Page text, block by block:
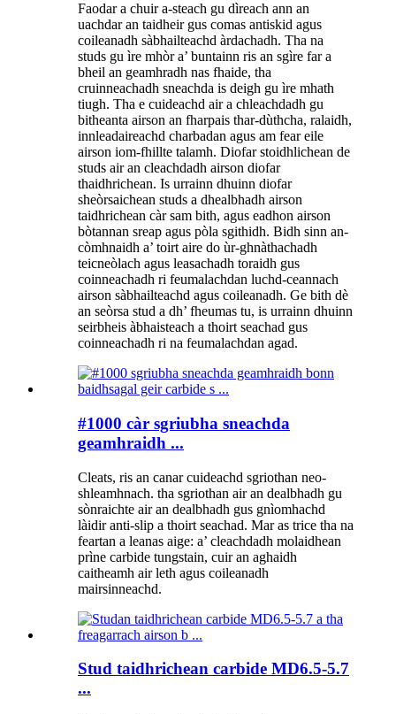
Faodar a chuir a-steach gu dìreach ann an
uachdar an taidheir gus comas antiskid agus
coileanadh sàbhailteachd àrdachadh. Tha na
studs gu ìre mhòr a’ buntainn ris an sgìre far a
bheil an geamhradh nas fhaide, tha
cruinneachadh sneachda is deigh gu ìre mhath
tiugh. Tha e cuideachd air a chleachdadh gu
bitheanta airson an fharpais thar-dùthcha, ralaidh,
innleadaireachd charbadan agus am fear eile
airson iom-fhillte talamh. Diofar stoidhlichean de
studs air an cleachdadh airson diofar
thaidhrichean. Is urrainn dhuinn diofar
sheòrsaichean studs a dhealbhadh airson
taidhrichean càr sam bith, agus eadhon airson
bòtannan sreap agus pòla sgithidh. Bidh sinn an-
còmhnaidh a’ toirt aire do ùr-ghnàthachadh
teicneòlach agus leasachadh toraidh gus
coinneachadh ri feumalachdan luchd-ceannach
airson sàbhailteachd agus coileanadh. Ge bith dè
an seòrsa stud a dh’ fheumas tu, is urrainn dhuinn
seirbheis àbhaisteach a thoirt seachad gus
coinneachadh ri na feumalachdan agad.
#1000 càr sgriubha sneachda
geamhraidh ...
Cleats, ris an canar cuideachd sgriothan neo-
shleamhnach. tha sgriothan air an dealbhadh gu
sònraichte air an dealbhadh gus gnìomhachd
làidir anti-slip a thoirt seachad. Mar as trice tha na
feartan a leanas aige: a’ cleachdadh molaidhean
prìne carbide tungstain, cuir an aghaidh
caitheamh air leth agus coileanadh
mairsinneachd.
Stud taidhrichean carbide MD6.5-5.7
...